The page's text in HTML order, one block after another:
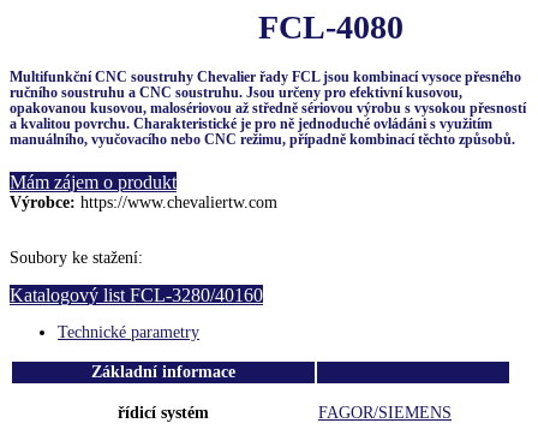
FCL-4080
Multifunkční CNC soustruhy Chevalier řady FCL jsou kombinací vysoce přesného
ručního soustruhu a CNC soustruhu. Jsou určeny pro efektivní kusovou,
opakovanou kusovou, malosériovou až středně sériovou výrobu s vysokou přesností
a kvalitou povrchu. Charakteristické je pro ně jednoduché ovládáni s využitím
manuálního, vyučovacího nebo CNC režimu, případně kombinací těchto způsobů.
Mám zájem o produkt
Výrobce: https://www.chevaliertw.com
Soubory ke stažení:
Katalogový list FCL-3280/40160
Technické parametry
Základní informace
řídicí systém FAGOR/SIEMENS